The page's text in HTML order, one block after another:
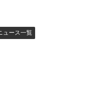
ュース一覧